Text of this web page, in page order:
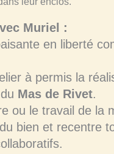
Muriel :
en liberté
à permis la
Mas de Rivet.
ou le travail de
bien et recentre